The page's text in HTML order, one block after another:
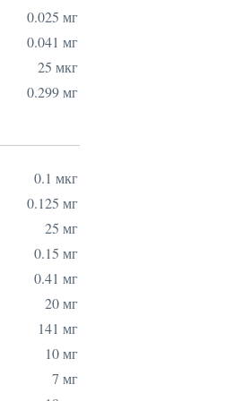
0.025 мг
0.041 мг
25 мкг
0.299 мг
0.1 мкг
0.125 мг
25 мг
0.15 мг
0.41 мг
20 мг
141 мг
10 мг
7 мг